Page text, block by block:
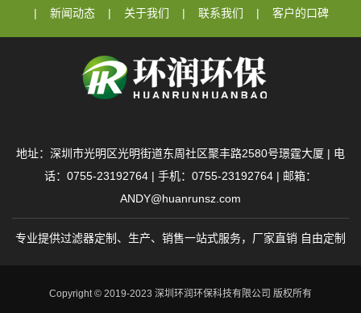
新闻动态
关于我们 联系我们 客户的口碑
地址：深圳市光明区光明街道东周社区聚丰路2580号璟霆大厦 | 电
话：0755-23192764 | 手机：0755-23192764 | 邮箱：
ANDY@huanrunsz.com
专业提供过滤器定制、生产、销售一站式服务，厂家直销 自由定制
Copyright © 2019-2023 深圳环润环保科技有限公司 版权所有